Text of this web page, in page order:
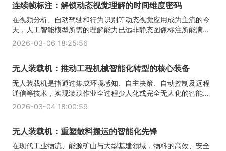
连续帧标注：解锁动态视觉理解的时间维度密码
在视频分析、自动驾驶和行为识别等动态视觉应用成为主流的今
天，人工智能模型所需的理解能力已远非静态图像标注所能满...
2026-03-06 18:25:56
无人装载机：推动工程机械智能化转型的核心装备
无人装载机是指通过集成环境感知、自主决策、自动控制及远程
通信等技术，实现装载作业全过程少人化或完全无人化的智能...
2026-03-04 18:00:59
无人装载机：重塑散料搬运的智能化先锋
在现代工业物流、能源矿山与大型基建领域，物料的高效、安全